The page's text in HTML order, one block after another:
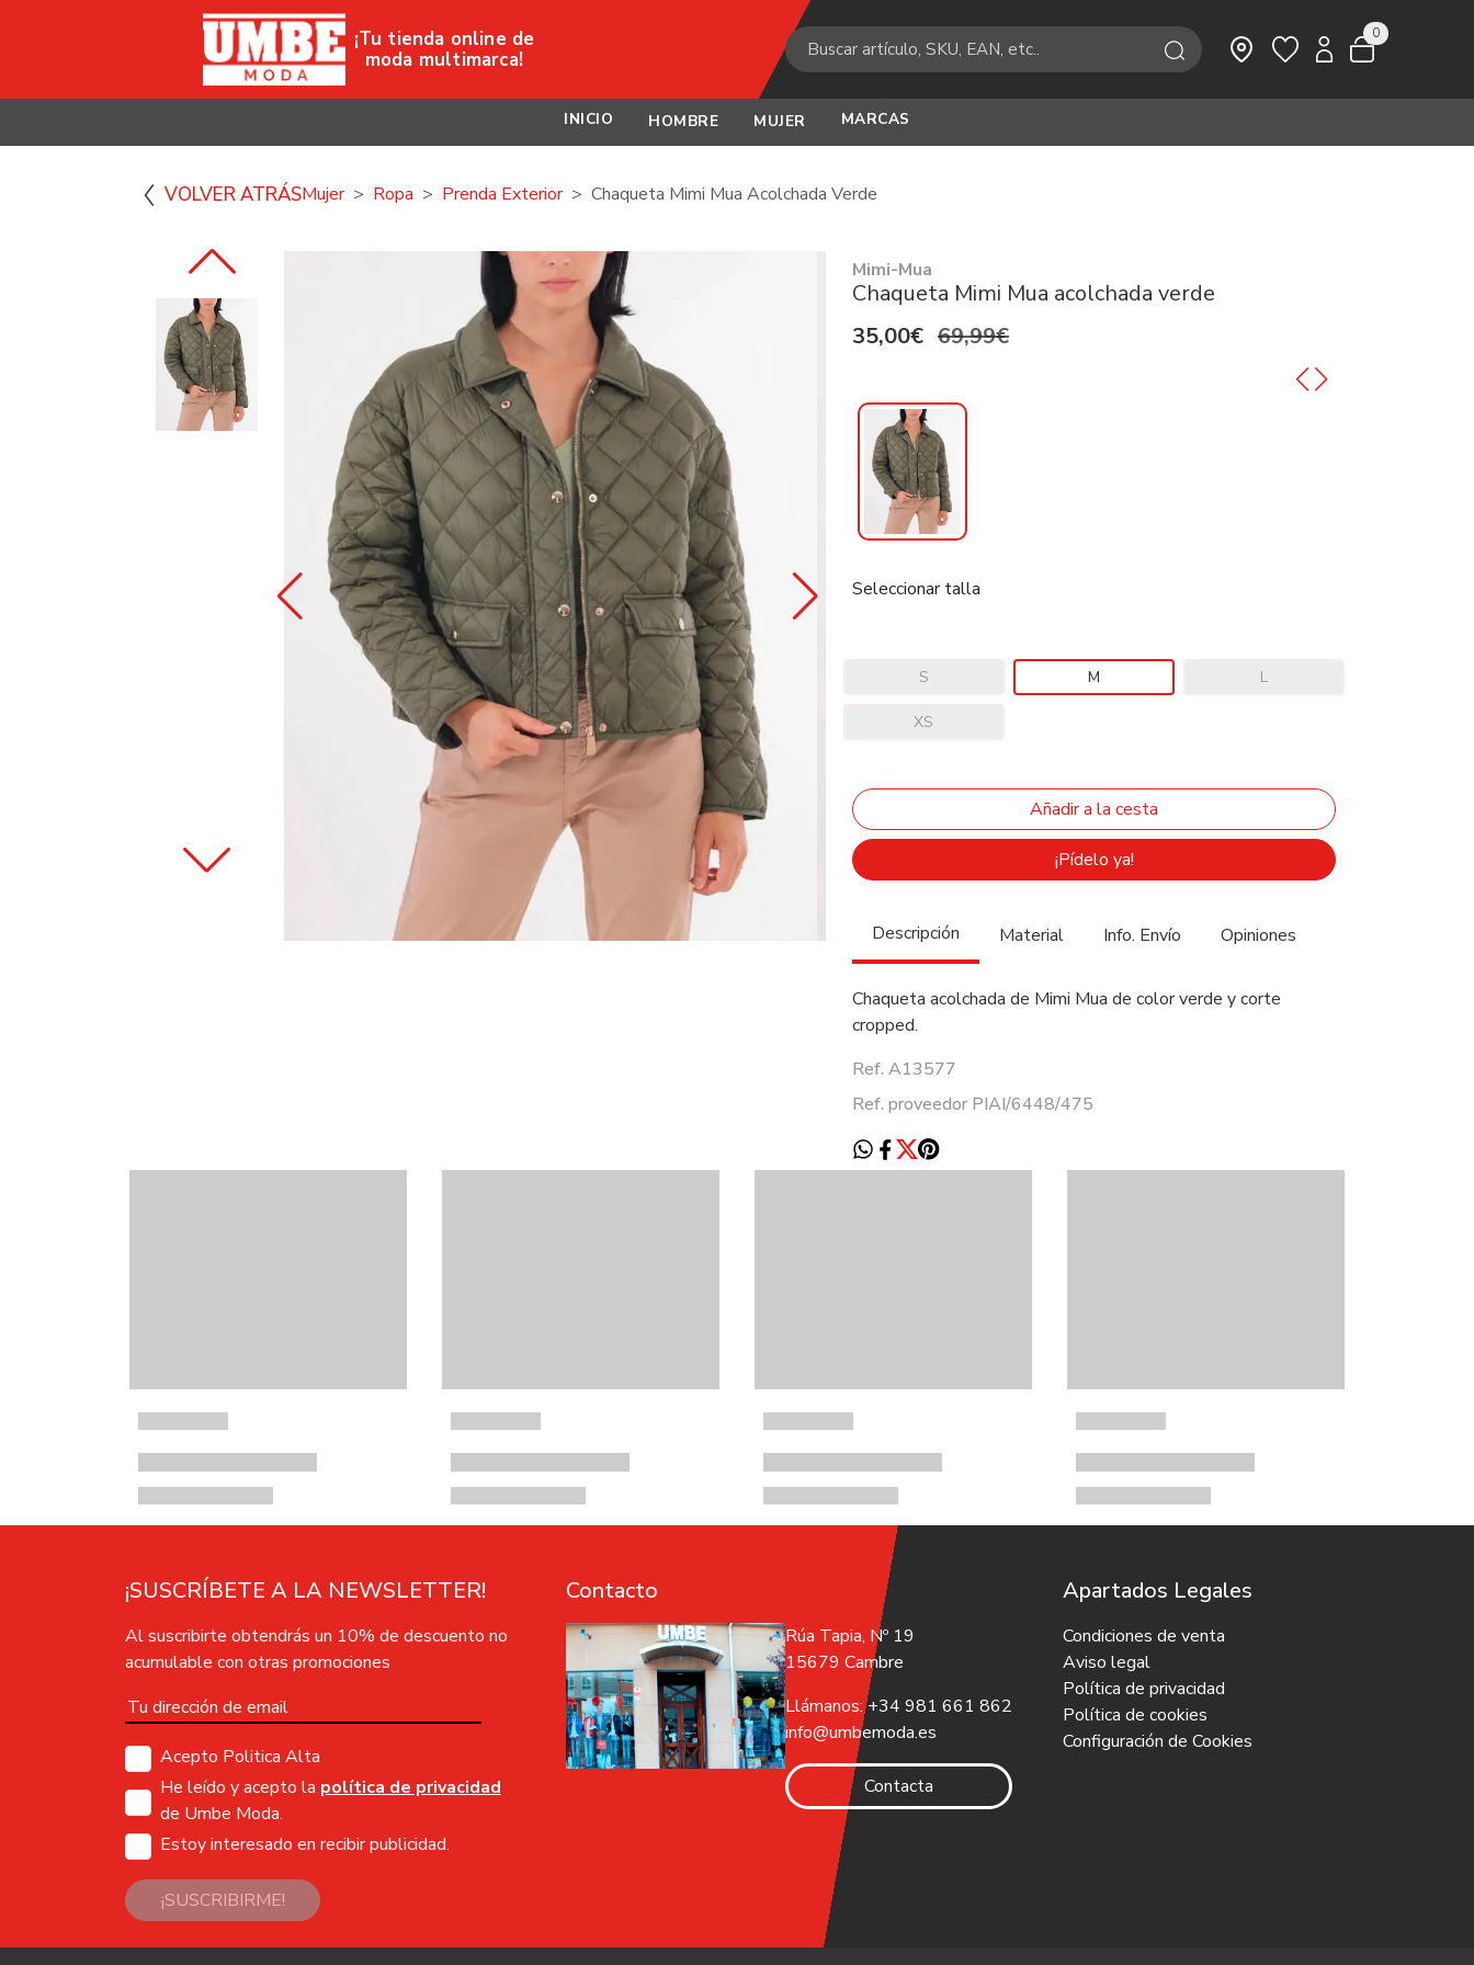
INICIO HOMBRE MUJER MARCAS
¡Tu tienda online de
moda multimarca!
0
VOLVER ATRÁSMujer Ropa Prenda Exterior Chaqueta Mimi Mua Acolchada Verde
Mimi-Mua
Chaqueta Mimi Mua acolchada verde
35,00€ 69,99€
Seleccionar talla
S M L
XS
¡Pídelo ya!
Descripción Material Info. Envío Opiniones
Chaqueta acolchada de Mimi Mua de color verde y corte
cropped.
Ref. A13577
Ref. proveedor PIAI/6448/475
¡SUSCRÍBETE A LA NEWSLETTER!
Al suscribirte obtendrás un 10% de descuento no
acumulable con otras promociones
Acepto Politica Alta
He leído y acepto la política de privacidad
de Umbe Moda.
Estoy interesado en recibir publicidad.
¡SUSCRIBIRME!
Contacto
Rúa Tapia, Nº 19
15679 Cambre
Llámanos: +34 981 661 862
info@umbemoda.es
Contacta
Apartados Legales
Condiciones de venta
Aviso legal
Política de privacidad
Política de cookies
Configuración de Cookies